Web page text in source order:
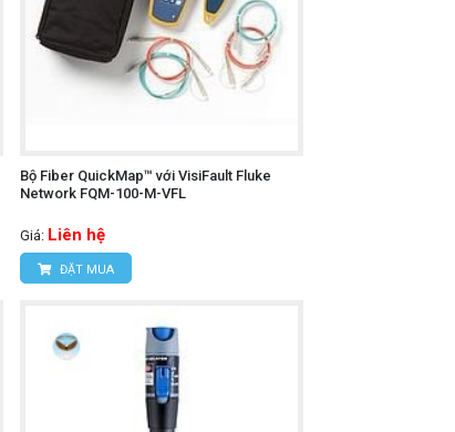
Bộ Fiber QuickMap™ với VisiFault Fluke
Network FQM-100-M-VFL
Giá: Liên hệ
ĐẶT MUA